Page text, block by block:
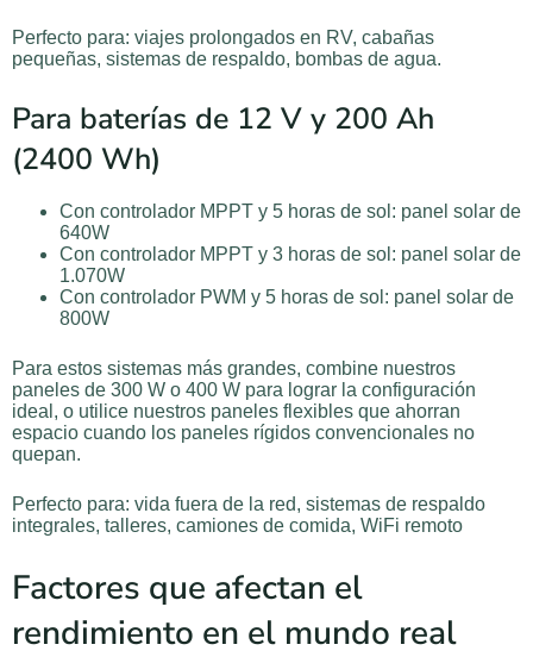
Perfecto para: viajes prolongados en RV, cabañas
pequeñas, sistemas de respaldo, bombas de agua.
Para baterías de 12 V y 200 Ah
(2400 Wh)
Con controlador MPPT y 5 horas de sol: panel solar de
640W
Con controlador MPPT y 3 horas de sol: panel solar de
1.070W
Con controlador PWM y 5 horas de sol: panel solar de
800W
Para estos sistemas más grandes, combine nuestros
paneles de 300 W o 400 W para lograr la configuración
ideal, o utilice nuestros paneles flexibles que ahorran
espacio cuando los paneles rígidos convencionales no
quepan.
Perfecto para: vida fuera de la red, sistemas de respaldo
integrales, talleres, camiones de comida, WiFi remoto
Factores que afectan el
rendimiento en el mundo real